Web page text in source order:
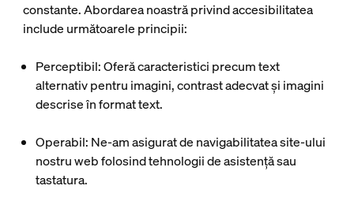
constante. Abordarea noastră privind accesibilitatea
include următoarele principii:
Perceptibil: Oferă caracteristici precum text
alternativ pentru imagini, contrast adecvat și imagini
descrise în format text.
Operabil: Ne-am asigurat de navigabilitatea site-ului
nostru web folosind tehnologii de asistență sau
tastatura.